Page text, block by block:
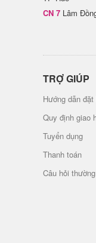
CN 7 Lâm
TRỢ GIÚP
Hướng dẫn đặt
Quy định giao
Tuyển dụng
Thanh toán
Câu hỏi